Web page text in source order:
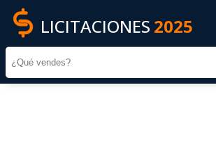
LICITACIONES 2025